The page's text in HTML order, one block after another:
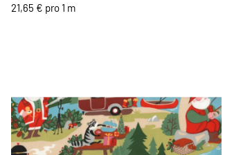
21,65 € pro 1 m